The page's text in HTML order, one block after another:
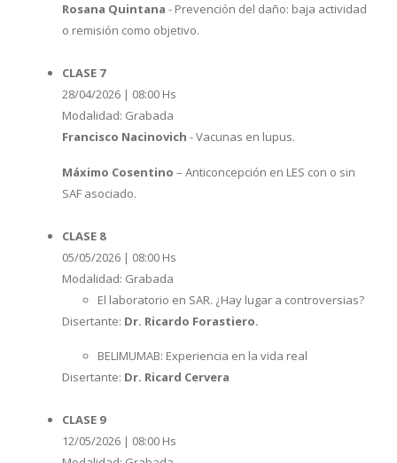
Rosana Quintana - Prevención del daño: baja actividad
o remisión como objetivo.
CLASE 7
28/04/2026 | 08:00 Hs
Modalidad: Grabada
Francisco Nacinovich - Vacunas en lupus.
Máximo Cosentino – Anticoncepción en LES con o sin
SAF asociado.
CLASE 8
05/05/2026 | 08:00 Hs
Modalidad: Grabada
El laboratorio en SAR. ¿Hay lugar a controversias?
Disertante: Dr. Ricardo Forastiero.
BELIMUMAB: Experiencia en la vida real
Disertante: Dr. Ricard Cervera
CLASE 9
12/05/2026 | 08:00 Hs